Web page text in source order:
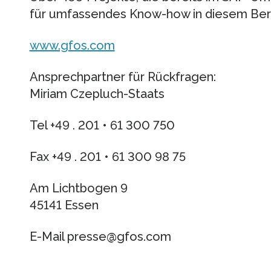
für umfassendes Know-how in diesem
www.gfos.com
Ansprechpartner für Rückfragen:
Miriam Czepluch-Staats
Tel +49 . 201 • 61 300 750
Fax +49 . 201 • 61 300 98 75
Am Lichtbogen 9
45141 Essen
E-Mail presse@gfos.com